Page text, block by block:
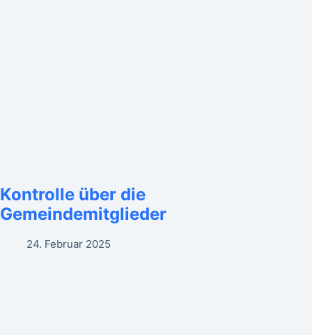
Kontrolle über die
Gemeindemitglieder
24. Februar 2025